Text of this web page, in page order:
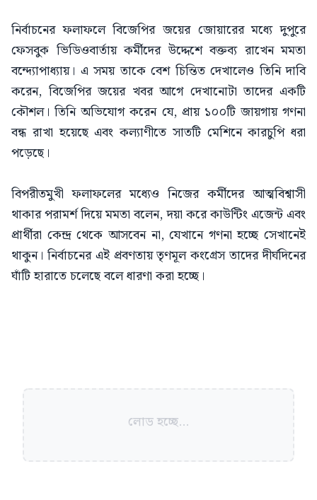
নির্বাচনের ফলাফলে বিজেপির জয়ের জোয়ারের মধ্যে দুপুরে
ফেসবুক ভিডিওবার্তায় কর্মীদের উদ্দেশে বক্তব্য রাখেন মমতা
বন্দ্যোপাধ্যায়। এ সময় তাকে বেশ চিন্তিত দেখালেও তিনি দাবি
করেন, বিজেপির জয়ের খবর আগে দেখানোটা তাদের একটি
কৌশল। তিনি অভিযোগ করেন যে, প্রায় ১০০টি জায়গায় গণনা
বন্ধ রাখা হয়েছে এবং কল্যাণীতে সাতটি মেশিনে কারচুপি ধরা
পড়েছে।
বিপরীতমুখী ফলাফলের মধ্যেও নিজের কর্মীদের আত্মবিশ্বাসী
থাকার পরামর্শ দিয়ে মমতা বলেন, দয়া করে কাউন্টিং এজেন্ট এবং
প্রার্থীরা কেন্দ্র থেকে আসবেন না, যেখানে গণনা হচ্ছে সেখানেই
থাকুন। নির্বাচনের এই প্রবণতায় তৃণমূল কংগ্রেস তাদের দীর্ঘদিনের
ঘাঁটি হারাতে চলেছে বলে ধারণা করা হচ্ছে।
লোড হচ্ছে...